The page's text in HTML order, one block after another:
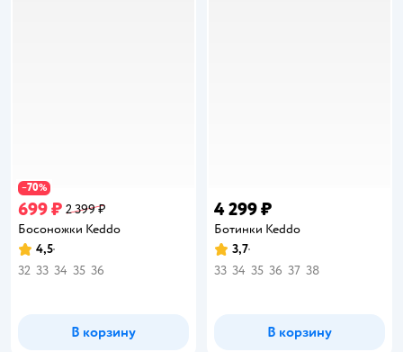
−70%
699 ₽ 2 399 ₽
Босоножки Keddo
Рейтинг:
4,5
32 33 34 35 36
В корзину
4 299 ₽
Ботинки Keddo
Рейтинг:
3,7
33 34 35 36 37 38
В корзину